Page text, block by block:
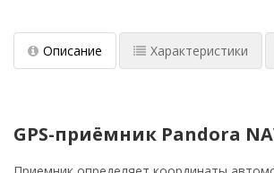
Описание Характеристики
GPS-приёмник Pandora